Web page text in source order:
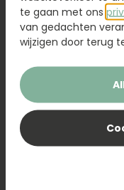
Boeket Raya
te gaan met ons
van gedachten
wijzigen door terug